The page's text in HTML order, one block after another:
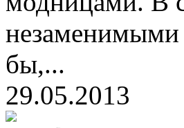
незаменимыми
бы,...
29.05.2013